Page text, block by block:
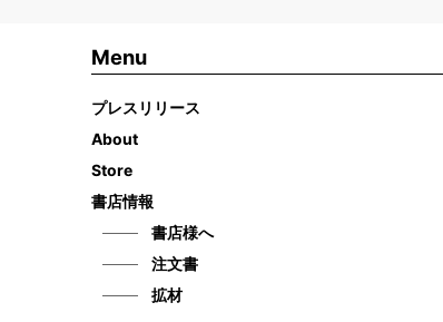
Menu
プレスリリース
About
Store
書店情報
書店様へ
注文書
拡材